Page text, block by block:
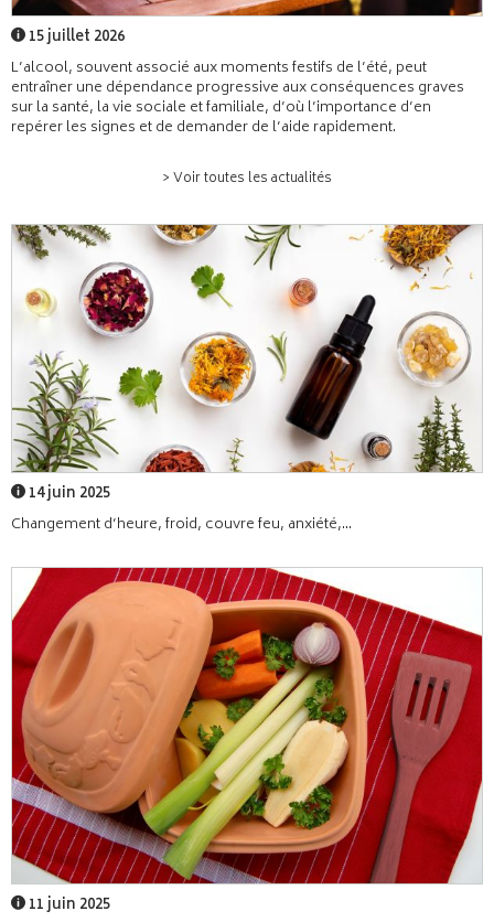
15 juillet 2026
L’alcool, souvent associé aux moments festifs de l’été, peut
entraîner une dépendance progressive aux conséquences graves
sur la santé, la vie sociale et familiale, d’où l’importance d’en
repérer les signes et de demander de l’aide rapidement.
> Voir toutes les actualités
14 juin 2025
Changement d’heure, froid, couvre feu, anxiété,...
11 juin 2025